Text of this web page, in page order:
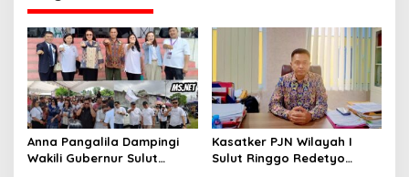
Anna Pangalila Dampingi
Wakili Gubernur Sulut
Kasatker PJN Wilayah I
Sulut Ringgo Redetyo